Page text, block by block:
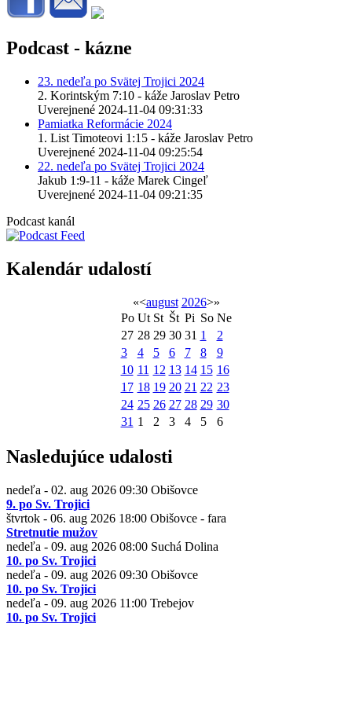
Podcast - kázne
23. nedeľa po Svätej Trojici 2024
2. Korintským 7:10 - káže Jaroslav Petro
Uverejnené 2024-11-04 09:31:33
Pamiatka Reformácie 2024
1. List Timoteovi 1:15 - káže Jaroslav Petro
Uverejnené 2024-11-04 09:25:54
22. nedeľa po Svätej Trojici 2024
Jakub 1:9-11 - káže Marek Cingeľ
Uverejnené 2024-11-04 09:21:35
Podcast kanál
Kalendár udalostí
«<august 2026>»
Po Ut St Št Pi So Ne
27 28 29 30 31 1
2
3
4 5 6 7 8
9
10 11 12 13 14 15 16
17 18 19 20 21 22 23
24 25 26 27 28 29 30
31 1 2 3 4 5 6
Nasledujúce udalosti
nedeľa - 02. aug 2026 09:30 Obišovce
9. po Sv. Trojici
štvrtok - 06. aug 2026 18:00 Obišovce - fara
Stretnutie mužov
nedeľa - 09. aug 2026 08:00 Suchá Dolina
10. po Sv. Trojici
nedeľa - 09. aug 2026 09:30 Obišovce
10. po Sv. Trojici
nedeľa - 09. aug 2026 11:00 Trebejov
10. po Sv. Trojici